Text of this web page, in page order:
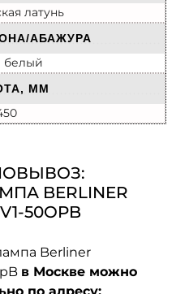
латунь
АБАЖУРА
белый
ММ
BERLINER
50OPB
Berliner
в Москве можно
по адресу: